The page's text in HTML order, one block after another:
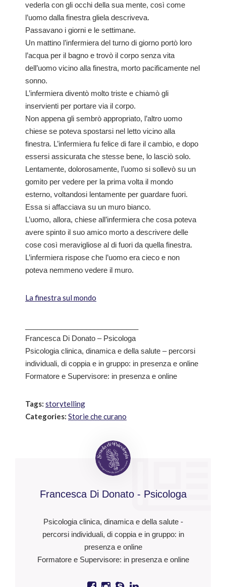
vederla con gli occhi della sua mente, così come
l’uomo dalla finestra gliela descriveva.
Passavano i giorni e le settimane.
Un mattino l’infermiera del turno di giorno portò loro
l’acqua per il bagno e trovò il corpo senza vita
dell’uomo vicino alla finestra, morto pacificamente nel
sonno.
L’infermiera diventò molto triste e chiamò gli
inservienti per portare via il corpo.
Non appena gli sembrò appropriato, l’altro uomo
chiese se poteva spostarsi nel letto vicino alla
finestra. L’infermiera fu felice di fare il cambio, e dopo
essersi assicurata che stesse bene, lo lasciò solo.
Lentamente, dolorosamente, l’uomo si sollevò su un
gomito per vedere per la prima volta il mondo
esterno, voltandosi lentamente per guardare fuori.
Essa si affacciava su un muro bianco.
L’uomo, allora, chiese all’infermiera che cosa poteva
avere spinto il suo amico morto a descrivere delle
cose così meravigliose al di fuori da quella finestra.
L’infermiera rispose che l’uomo era cieco e non
poteva nemmeno vedere il muro.
La finestra sul mondo
Francesca Di Donato – Psicologa
Psicologia clinica, dinamica e della salute – percorsi
individuali, di coppia e in gruppo: in presenza e online
Formatore e Supervisore: in presenza e online
Tags: storytelling
Categories: Storie che curano
Francesca Di Donato - Psicologa
Psicologia clinica, dinamica e della salute -
percorsi individuali, di coppia e in gruppo: in
presenza e online
Formatore e Supervisore: in presenza e online